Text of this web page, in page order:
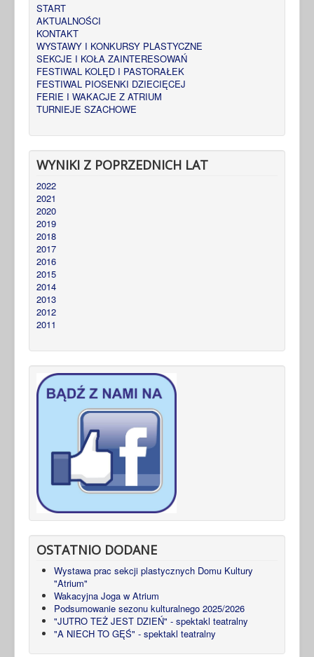
START
AKTUALNOŚCI
KONTAKT
WYSTAWY I KONKURSY PLASTYCZNE
SEKCJE I KOŁA ZAINTERESOWAŃ
FESTIWAL KOLĘD I PASTORAŁEK
FESTIWAL PIOSENKI DZIECIĘCEJ
FERIE I WAKACJE Z ATRIUM
TURNIEJE SZACHOWE
WYNIKI Z POPRZEDNICH LAT
2022
2021
2020
2019
2018
2017
2016
2015
2014
2013
2012
2011
OSTATNIO DODANE
Wystawa prac sekcji plastycznych Domu Kultury
"Atrium"
Wakacyjna Joga w Atrium
Podsumowanie sezonu kulturalnego 2025/2026
"JUTRO TEŻ JEST DZIEŃ" - spektakl teatralny
"A NIECH TO GĘŚ" - spektakl teatralny